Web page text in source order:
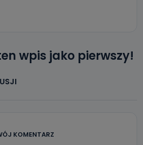
wpis jako pierwszy!
KOMENTARZ